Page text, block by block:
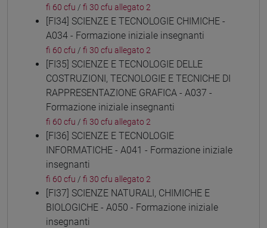
fi 60 cfu / fi 30 cfu allegato 2
[FI34] SCIENZE E TECNOLOGIE CHIMICHE -
A034 - Formazione iniziale insegnanti
fi 60 cfu / fi 30 cfu allegato 2
[FI35] SCIENZE E TECNOLOGIE DELLE
COSTRUZIONI, TECNOLOGIE E TECNICHE DI
RAPPRESENTAZIONE GRAFICA - A037 -
Formazione iniziale insegnanti
fi 60 cfu / fi 30 cfu allegato 2
[FI36] SCIENZE E TECNOLOGIE
INFORMATICHE - A041 - Formazione iniziale
insegnanti
fi 60 cfu / fi 30 cfu allegato 2
[FI37] SCIENZE NATURALI, CHIMICHE E
BIOLOGICHE - A050 - Formazione iniziale
insegnanti